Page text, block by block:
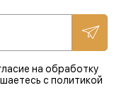
на обработку
с политикой